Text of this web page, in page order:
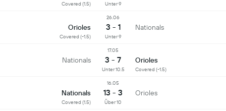
Covered (1.5) Unter 9
Orioles
Covered (-1.5)
26.06
3 - 1 Nationals
Unter 9
Nationals
17.05
3 - 7 Orioles
Covered (-1.5)
Unter 10.5
Nationals
Covered (1.5)
16.05
13 - 3 Orioles
Über 10